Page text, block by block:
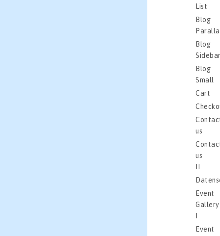
List
Blog
Blog
Blog
Small
Cart
us
us
Event
Gallery
Event